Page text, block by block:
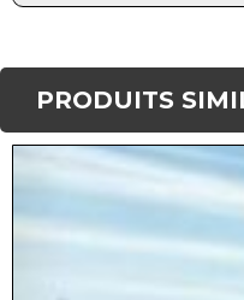
PRODUITS